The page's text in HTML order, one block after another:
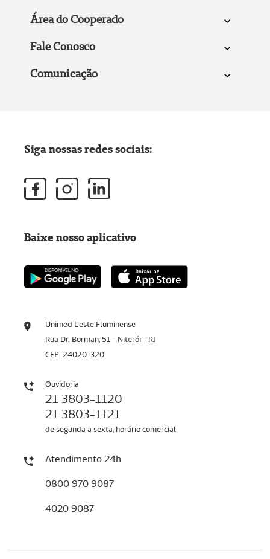
Área do Cooperado
Fale Conosco
Comunicação
Unimed Leste Fluminense
Rua Dr. Borman, 51 - Niterói - RJ
CEP: 24020-320
Ouvidoria
21 3803-1120
21 3803-1121
de segunda a sexta, horário comercial
Atendimento 24h
0800 970 9087
4020 9087
Siga nossas redes sociais:
Baixe nosso aplicativo